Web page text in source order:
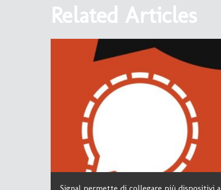
Related Articles
Signal permette di collegare più dispositivi a